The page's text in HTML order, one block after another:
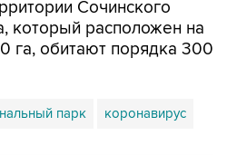
обитают порядка 300
парк